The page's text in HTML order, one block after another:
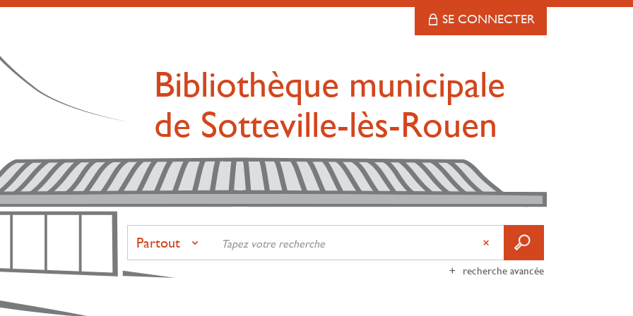
SE CONNECTER
Bibliothèque municipale
de Sotteville-lès-Rouen
Partout
recherche avancée